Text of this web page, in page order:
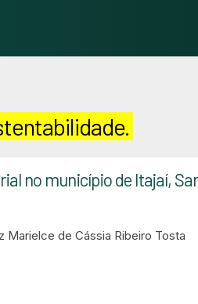
no município de Itajaí,
Marielce de Cássia Ribeiro Tosta